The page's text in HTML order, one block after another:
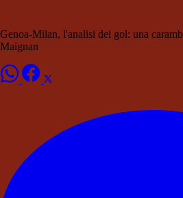
Genoa-Milan, l'analisi dei gol: una
Maignan